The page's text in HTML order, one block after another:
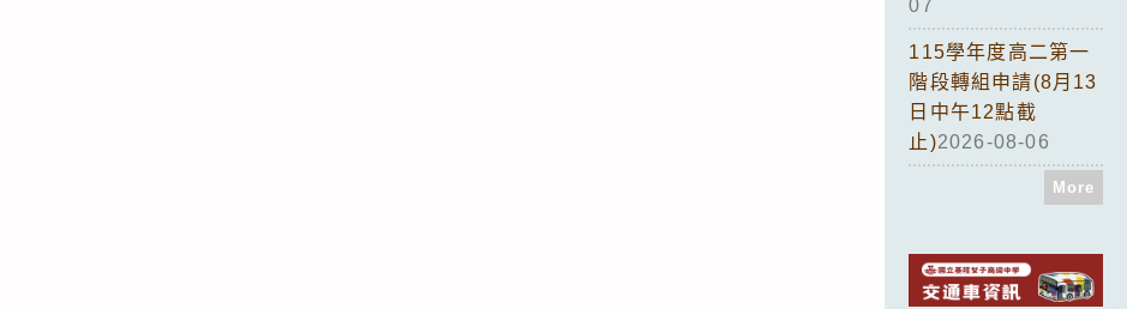
07
115學年度高二第一
階段轉組申請(8月13
日中午12點截
止)2026-08-06
More